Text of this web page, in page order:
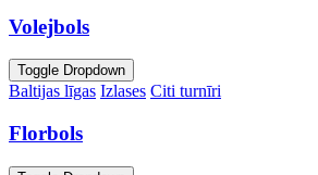
Volejbols
Toggle Dropdown
Baltijas līgas Izlases Citi turnīri
Florbols